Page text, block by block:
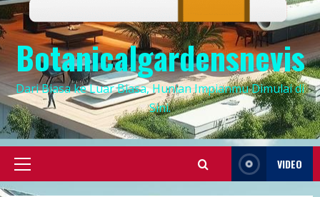
Botanicalgardensnevis
Dari Biasa ke Luar Biasa, Hunian Impianmu Dimulai di
Sini.
Primary
Menu
VIDEO